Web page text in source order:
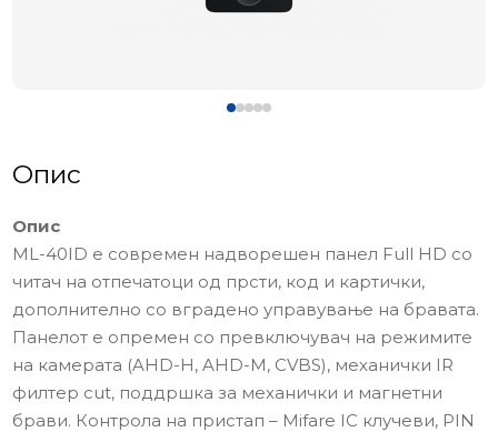
Опис
Опис
ML-40ID е современ надворешен панел Full HD со
читач на отпечатоци од прсти, код и картички,
дополнително со вградено управување на бравата.
Панелот е опремен со превключувач на режимите
на камерата (AHD-H, AHD-M, CVBS), механички IR
филтер cut, поддршка за механички и магнетни
брави. Контрола на пристап – Mifare IC клучеви, PIN